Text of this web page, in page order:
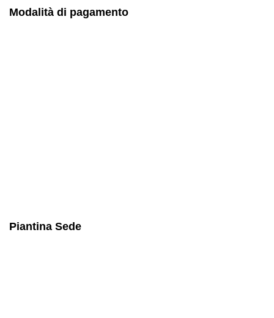
Modalità di pagamento
Piantina Sede